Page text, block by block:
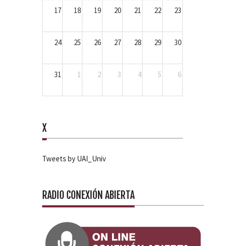
17 18 19 20 21 22 23
24 25 26 27 28 29 30
31 1 2 3 4 5 6
X
Tweets by UAI_Univ
RADIO CONEXIÓN ABIERTA